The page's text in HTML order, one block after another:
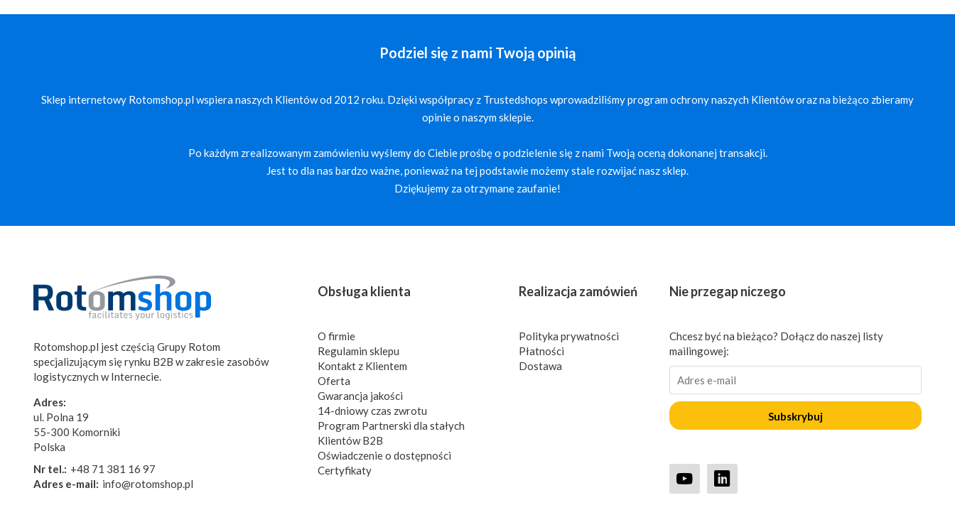
Podziel się z nami Twoją opinią
Sklep internetowy Rotomshop.pl wspiera naszych Klientów od 2012 roku. Dzięki współpracy z Trustedshops wprowadziliśmy program ochrony naszych Klientów oraz na bieżąco zbieramy
opinie o naszym sklepie.
Po każdym zrealizowanym zamówieniu wyślemy do Ciebie prośbę o podzielenie się z nami Twoją oceną dokonanej transakcji.
Jest to dla nas bardzo ważne, ponieważ na tej podstawie możemy stale rozwijać nasz sklep.
Dziękujemy za otrzymane zaufanie!
Rotomshop.pl jest częścią Grupy Rotom
specjalizującym się rynku B2B w zakresie zasobów
logistycznych w Internecie.
Adres:
ul. Polna 19
55-300 Komorniki
Polska
Nr tel.: +48 71 381 16 97
Adres e-mail: info@rotomshop.pl
Obsługa klienta
O firmie
Regulamin sklepu
Kontakt z Klientem
Oferta
Gwarancja jakości
14-dniowy czas zwrotu
Program Partnerski dla stałych
Klientów B2B
Oświadczenie o dostępności
Certyfikaty
Realizacja zamówień
Polityka prywatności
Płatności
Dostawa
Nie przegap niczego
Chcesz być na bieżąco? Dołącz do naszej listy
mailingowej:
Subskrybuj